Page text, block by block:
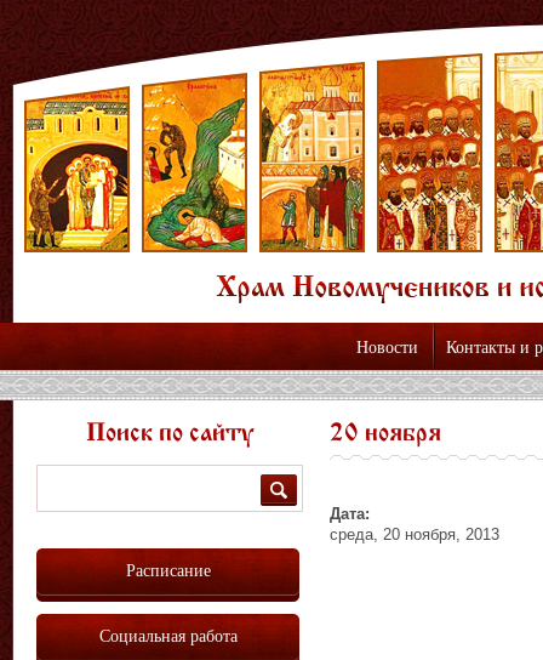
Новости Контакты и
20 ноября
Дата:
среда, 20 ноября, 2013
Поиск по сайту
Расписание
Социальная работа